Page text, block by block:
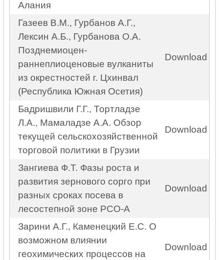
Алания
Газеев В.М., Гурбанов А.Г.,
Лексин А.Б., Гурбанова О.А.
Позднемиоцен-
раннеплиоценовые вулканиты
из окрестностей г. Цхинвал
(Республика Южная Осетия)
Download
Бадришвили Г.Г., Тортладзе
Л.А., Мамаладзе А.А. Обзор
текущей сельскохозяйственной
торговой политики в Грузии
Download
Зангиева Ф.Т. Фазы роста и
развития зернового сорго при
разных сроках посева в
лесостепной зоне РСО-А
Download
Зарини А.Г., Каменецкий Е.С. О
возможном влиянии
геохимических процессов на
Download